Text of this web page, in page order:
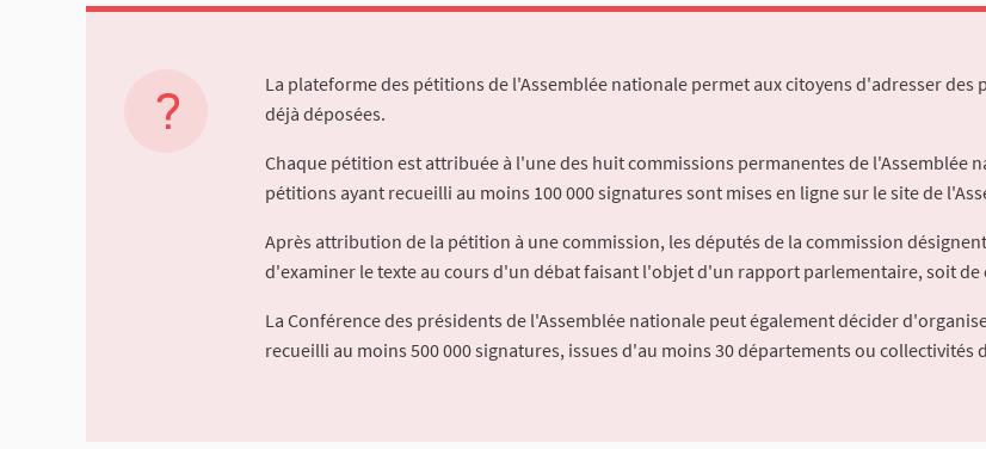
La plateforme des pétitions de l'Assemblée nationale permet aux citoyens d'adresser
déjà déposées.
Chaque pétition est attribuée à l'une des huit commissions permanentes de l'Assemblée
pétitions ayant recueilli au moins 100 000 signatures sont mises en ligne sur le site de
Après attribution de la pétition à une commission, les députés de la commission
d'examiner le texte au cours d'un débat faisant l'objet d'un rapport parlementaire, soit de
La Conférence des présidents de l'Assemblée nationale peut également décider
recueilli au moins 500 000 signatures, issues d'au moins 30 départements ou collectivités